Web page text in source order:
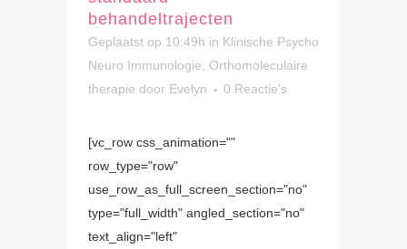
behandeltrajecten
Geplaatst op 10:49h in Klinische Psycho
Neuro Immunologie
Orthomoleculaire
therapie door Evelyn 0 Reactie's
[vc_row css_animation=""
row_type="row"
use_row_as_full_screen_section="no"
type="full_width" angled_section="no"
text_align="left"